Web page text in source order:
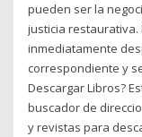
pueden ser la
justicia restaurativa.
inmediatamente
correspondiente y
Descargar Libros?
buscador de
y revistas para